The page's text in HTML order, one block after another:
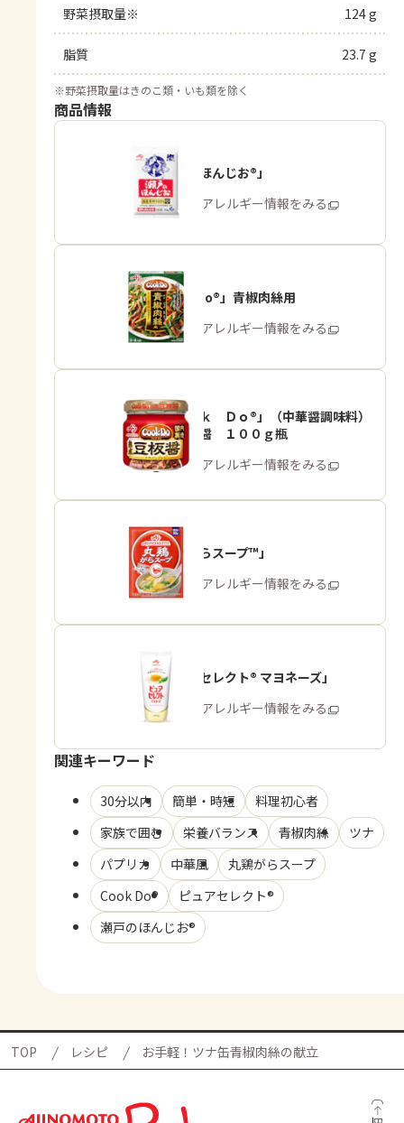
野菜摂取量※ 124 g
脂質 23.7 g
※野菜摂取量はきのこ類・いも類を除く
商品情報
「瀬戸のほんじお®」
商品・アレルギー情報をみる
「Cook Do®」青椒肉絲用
商品・アレルギー情報をみる
「Ｃｏｏｋ Ｄｏ®」（中華醤調味料）
熟成豆板醤 １００ｇ瓶
商品・アレルギー情報をみる
「丸鶏がらスープ™」
商品・アレルギー情報をみる
「ピュアセレクト® マヨネーズ」
商品・アレルギー情報をみる
関連キーワード
30分以内 簡単・時短
料理初心者
家族で囲む
栄養バランス 青椒肉絲
ツナ
パプリカ
中華風
丸鶏がらスープ
Cook Do®
ピュアセレクト®
瀬戸のほんじお®
TOP レシピ お手軽！ツナ缶青椒肉絲の献立